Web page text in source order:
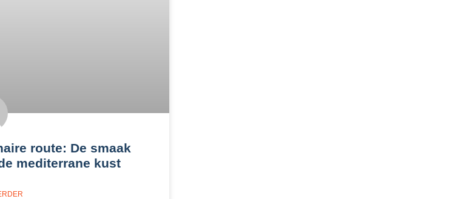
route: De smaak
mediterrane kust